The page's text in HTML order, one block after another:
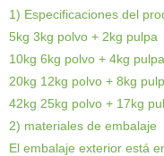
1) Especificaciones del
5kg 3kg polvo + 2kg pulpa
10kg 6kg polvo + 4kg pulpa
20kg 12kg polvo + 8kg
42kg 25kg polvo + 17kg
2) materiales de embalaje
El embalaje exterior está